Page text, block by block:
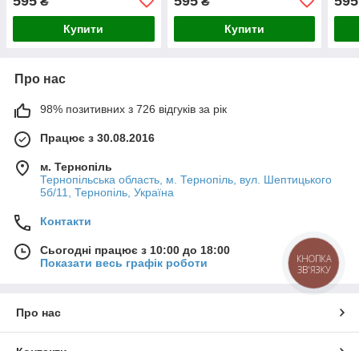
мм. Armer (комплект 2 шт.)
Купити
шт.)
Купити
Про нас
98% позитивних з 726 відгуків за рік
Працює з 30.08.2016
м. Тернопіль
Тернопільська область, м. Тернопіль, вул. Шептицького
5б/11, Тернопіль, Україна
Контакти
Сьогодні працює з 10:00 до 18:00
Показати весь графік роботи
Про нас
КНОПКА
ЗВ'ЯЗКУ